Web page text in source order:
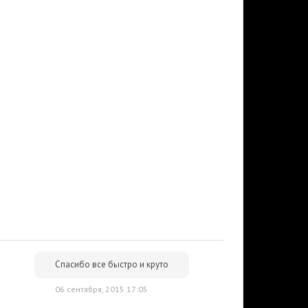
Спасибо все быстро и круто
06 сентября, 2015 17:05